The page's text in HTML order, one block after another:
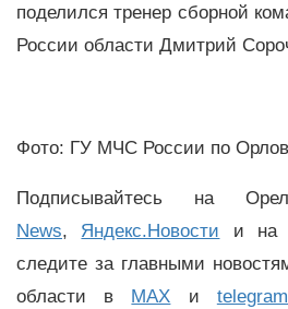
поделился тренер сборной
России области Дмитрий
Фото: ГУ МЧС России по
Подписывайтесь на
News, Яндекс.Новости и на
следите за главными
области в MAX и